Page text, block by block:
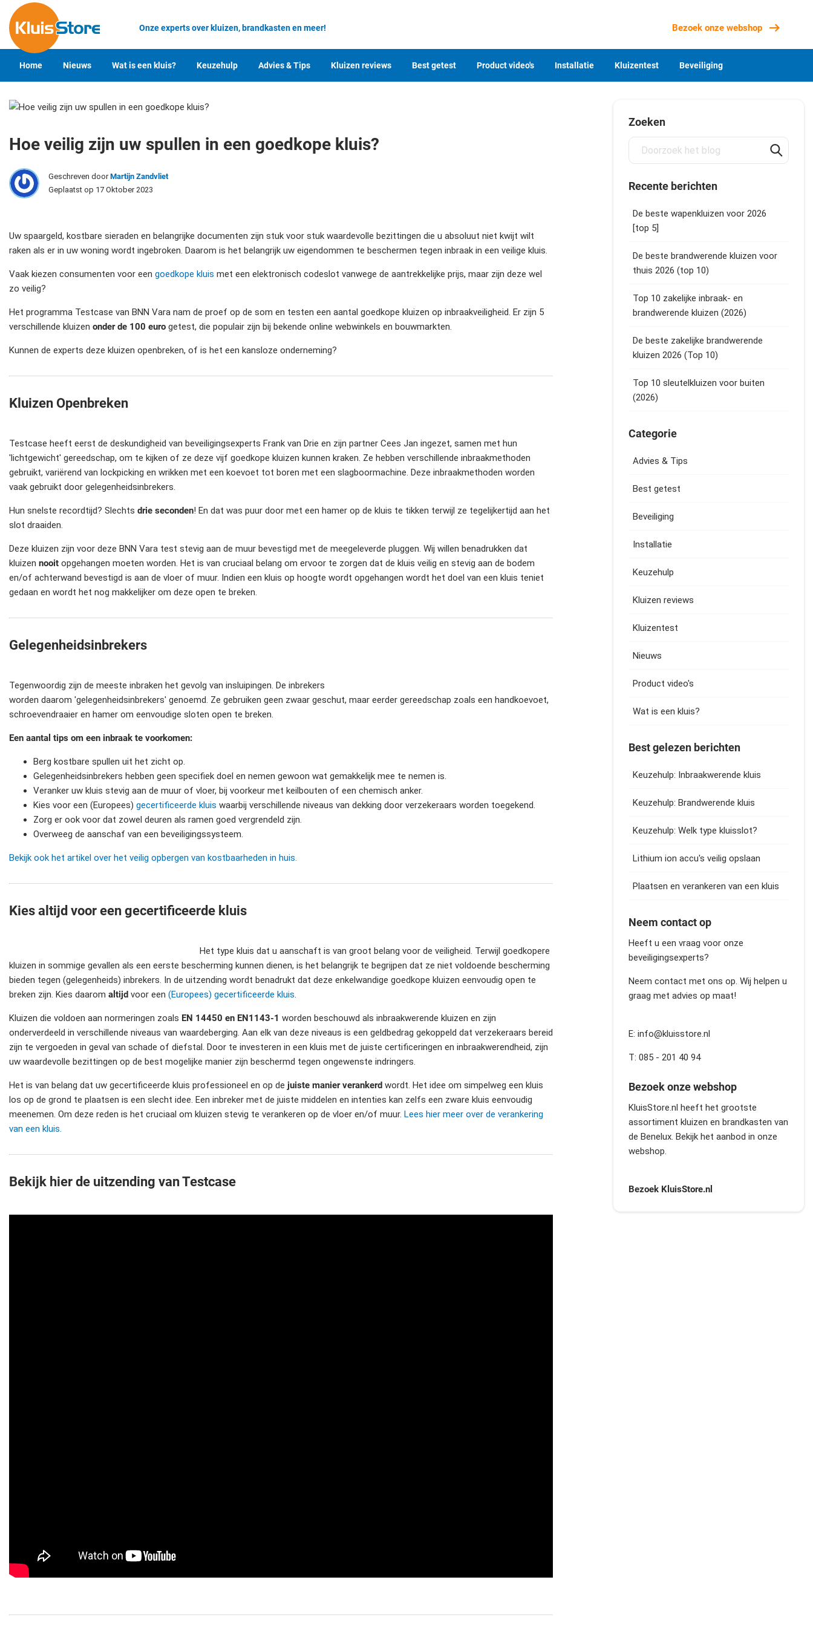
Bezoek onze webshop
Onze experts over kluizen, brandkasten en meer!
Home Nieuws Wat is een kluis? Keuzehulp Advies & Tips Kluizen reviews Best getest Product video's Installatie Kluizentest Beveiliging
Hoe veilig zijn uw spullen in een goedkope kluis?
Geschreven doorMartijn Zandvliet
Geplaatst op 17 Oktober 2023
Uw spaargeld, kostbare sieraden en belangrijke documenten zijn stuk voor stuk waardevolle bezittingen die u absoluut niet kwijt wilt
raken als er in uw woning wordt ingebroken. Daarom is het belangrijk uw eigendommen te beschermen tegen inbraak in een veilige kluis.
Vaak kiezen consumenten voor een goedkope kluis met een elektronisch codeslot vanwege de aantrekkelijke prijs, maar zijn deze wel
zo veilig?
Het programma Testcase van BNN Vara nam de proef op de som en testen een aantal goedkope kluizen op inbraakveiligheid. Er zijn 5
verschillende kluizen onder de 100 euro getest, die populair zijn bij bekende online webwinkels en bouwmarkten.
Kunnen de experts deze kluizen openbreken, of is het een kansloze onderneming?
Kluizen Openbreken
Testcase heeft eerst de deskundigheid van beveiligingsexperts Frank van Drie en zijn partner Cees Jan ingezet, samen met hun
'lichtgewicht' gereedschap, om te kijken of ze deze vijf goedkope kluizen kunnen kraken. Ze hebben verschillende inbraakmethoden
gebruikt, variërend van lockpicking en wrikken met een koevoet tot boren met een slagboormachine. Deze inbraakmethoden worden
vaak gebruikt door gelegenheidsinbrekers.
Hun snelste recordtijd? Slechts drie seconden! En dat was puur door met een hamer op de kluis te tikken terwijl ze tegelijkertijd aan het
slot draaiden.
Deze kluizen zijn voor deze BNN Vara test stevig aan de muur bevestigd met de meegeleverde pluggen. Wij willen benadrukken dat
kluizen nooit opgehangen moeten worden. Het is van cruciaal belang om ervoor te zorgen dat de kluis veilig en stevig aan de bodem
en/of achterwand bevestigd is aan de vloer of muur. Indien een kluis op hoogte wordt opgehangen wordt het doel van een kluis teniet
gedaan en wordt het nog makkelijker om deze open te breken.
Gelegenheidsinbrekers
Tegenwoordig zijn de meeste inbraken het gevolg van insluipingen. De inbrekers
worden daarom 'gelegenheidsinbrekers' genoemd. Ze gebruiken geen zwaar geschut, maar eerder gereedschap zoals een handkoevoet,
schroevendraaier en hamer om eenvoudige sloten open te breken.
Een aantal tips om een inbraak te voorkomen:
Berg kostbare spullen uit het zicht op.
Gelegenheidsinbrekers hebben geen specifiek doel en nemen gewoon wat gemakkelijk mee te nemen is.
Veranker uw kluis stevig aan de muur of vloer, bij voorkeur met keilbouten of een chemisch anker.
Kies voor een (Europees) gecertificeerde kluis waarbij verschillende niveaus van dekking door verzekeraars worden toegekend.
Zorg er ook voor dat zowel deuren als ramen goed vergrendeld zijn.
Overweeg de aanschaf van een beveiligingssysteem.
Bekijk ook het artikel over het veilig opbergen van kostbaarheden in huis.
Kies altijd voor een gecertificeerde kluis
Het type kluis dat u aanschaft is van groot belang voor de veiligheid. Terwijl goedkopere
kluizen in sommige gevallen als een eerste bescherming kunnen dienen, is het belangrijk te begrijpen dat ze niet voldoende bescherming
bieden tegen (gelegenheids) inbrekers. In de uitzending wordt benadrukt dat deze enkelwandige goedkope kluizen eenvoudig open te
breken zijn. Kies daarom altijd voor een (Europees) gecertificeerde kluis.
Kluizen die voldoen aan normeringen zoals EN 14450 en EN1143-1 worden beschouwd als inbraakwerende kluizen en zijn
onderverdeeld in verschillende niveaus van waardeberging. Aan elk van deze niveaus is een geldbedrag gekoppeld dat verzekeraars bereid
zijn te vergoeden in geval van schade of diefstal. Door te investeren in een kluis met de juiste certificeringen en inbraakwerendheid, zijn
uw waardevolle bezittingen op de best mogelijke manier zijn beschermd tegen ongewenste indringers.
Het is van belang dat uw gecertificeerde kluis professioneel en op de juiste manier verankerd wordt. Het idee om simpelweg een kluis
los op de grond te plaatsen is een slecht idee. Een inbreker met de juiste middelen en intenties kan zelfs een zware kluis eenvoudig
meenemen. Om deze reden is het cruciaal om kluizen stevig te verankeren op de vloer en/of muur. Lees hier meer over de verankering
van een kluis.
Bekijk hier de uitzending van Testcase
Zoeken
Recente berichten
De beste wapenkluizen voor 2026
[top 5]
De beste brandwerende kluizen voor
thuis 2026 (top 10)
Top 10 zakelijke inbraak- en
brandwerende kluizen (2026)
De beste zakelijke brandwerende
kluizen 2026 (Top 10)
Top 10 sleutelkluizen voor buiten
(2026)
Categorie
Advies & Tips
Best getest
Beveiliging
Installatie
Keuzehulp
Kluizen reviews
Kluizentest
Nieuws
Product video's
Wat is een kluis?
Best gelezen berichten
Keuzehulp: Inbraakwerende kluis
Keuzehulp: Brandwerende kluis
Keuzehulp: Welk type kluisslot?
Lithium ion accu's veilig opslaan
Plaatsen en verankeren van een kluis
Neem contact op
Heeft u een vraag voor onze
beveiligingsexperts?
Neem contact met ons op. Wij helpen u
graag met advies op maat!
E: info@kluisstore.nl
T: 085 - 201 40 94
Bezoek onze webshop
KluisStore.nl heeft het grootste
assortiment kluizen en brandkasten van
de Benelux. Bekijk het aanbod in onze
webshop.
Bezoek KluisStore.nl